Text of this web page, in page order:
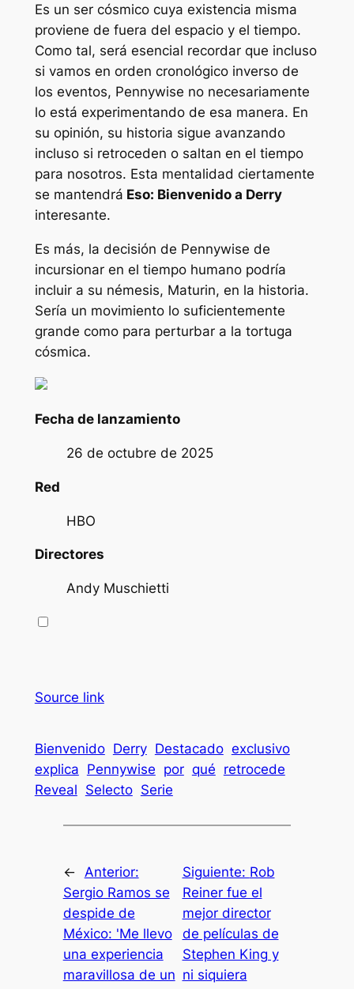
Es un ser cósmico cuya existencia misma
proviene de fuera del espacio y el tiempo.
Como tal, será esencial recordar que incluso
si vamos en orden cronológico inverso de
los eventos, Pennywise no necesariamente
lo está experimentando de esa manera. En
su opinión, su historia sigue avanzando
incluso si retroceden o saltan en el tiempo
para nosotros. Esta mentalidad ciertamente
se mantendrá Eso: Bienvenido a Derry
interesante.
Es más, la decisión de Pennywise de
incursionar en el tiempo humano podría
incluir a su némesis, Maturin, en la historia.
Sería un movimiento lo suficientemente
grande como para perturbar a la tortuga
cósmica.
Fecha de lanzamiento
26 de octubre de 2025
Red
HBO
Directores
Andy Muschietti
Source link
Bienvenido Derry Destacado exclusivo
explica Pennywise por qué retrocede
Reveal Selecto Serie
←
Anterior:
Sergio Ramos se
despide de
México: 'Me llevo
una experiencia
maravillosa de un
Siguiente: Rob
Reiner fue el
mejor director
de películas de
Stephen King y
ni siquiera